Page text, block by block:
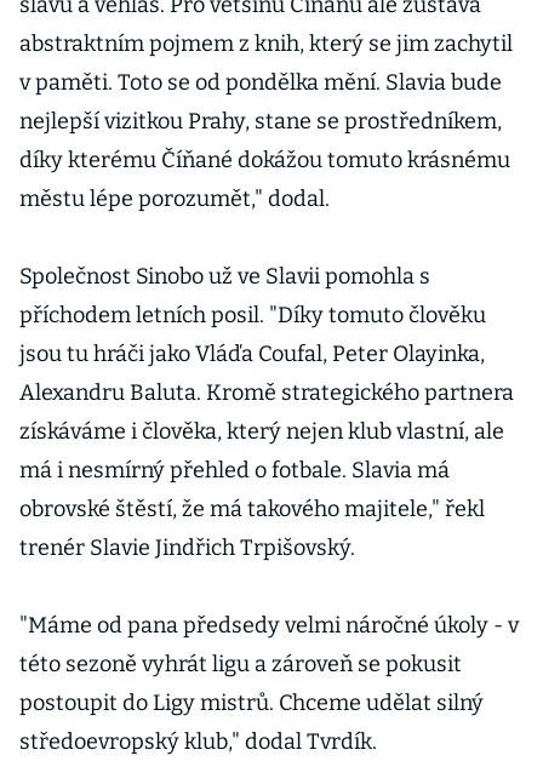
abstraktním pojmem z knih, který se jim zachytil
v paměti. Toto se od pondělka mění. Slavia bude
nejlepší vizitkou Prahy, stane se prostředníkem,
díky kterému Číňané dokážou tomuto krásnému
městu lépe porozumět," dodal.
Společnost Sinobo už ve Slavii pomohla s
příchodem letních posil. "Díky tomuto člověku
jsou tu hráči jako Vláďa Coufal, Peter Olayinka,
Alexandru Baluta. Kromě strategického partnera
získáváme i člověka, který nejen klub vlastní, ale
má i nesmírný přehled o fotbale. Slavia má
obrovské štěstí, že má takového majitele," řekl
trenér Slavie Jindřich Trpišovský.
"Máme od pana předsedy velmi náročné úkoly - v
této sezoně vyhrát ligu a zároveň se pokusit
postoupit do Ligy mistrů. Chceme udělat silný
středoevropský klub," dodal Tvrdík.